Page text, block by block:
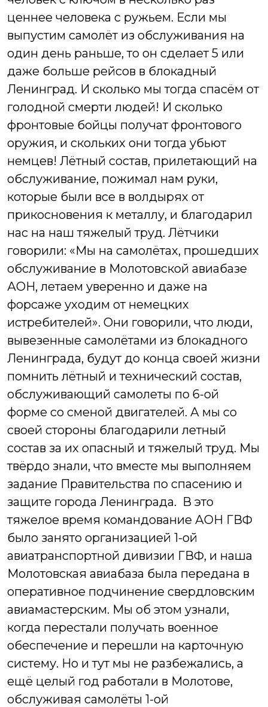
ценнее человека с ружьем. Если мы
выпустим самолёт из обслуживания на
один день раньше, то он сделает 5 или
даже больше рейсов в блокадный
Ленинград. И сколько мы тогда спасём от
голодной смерти людей! И сколько
фронтовые бойцы получат фронтового
оружия, и скольких они тогда убьют
немцев! Лётный состав, прилетающий на
обслуживание, пожимал нам руки,
которые были все в волдырях от
прикосновения к металлу, и благодарил
нас на наш тяжелый труд. Лётчики
говорили: «Мы на самолётах, прошедших
обслуживание в Молотовской авиабазе
АОН, летаем уверенно и даже на
форсаже уходим от немецких
истребителей». Они говорили, что люди,
вывезенные самолётами из блокадного
Ленинграда, будут до конца своей жизни
помнить лётный и технический состав,
обслуживающий самолеты по 6-ой
форме со сменой двигателей. А мы со
своей стороны благодарили летный
состав за их опасный и тяжелый труд. Мы
твёрдо знали, что вместе мы выполняем
задание Правительства по спасению и
защите города Ленинграда. В это
тяжелое время командование АОН ГВФ
было занято организацией 1-ой
авиатранспортной дивизии ГВФ, и наша
Молотовская авиабаза была передана в
оперативное подчинение свердловским
авиамастерским. Мы об этом узнали,
когда перестали получать военное
обеспечение и перешли на карточную
систему. Но и тут мы не разбежались, а
ещё целый год работали в Молотове,
обслуживая самолёты 1-ой